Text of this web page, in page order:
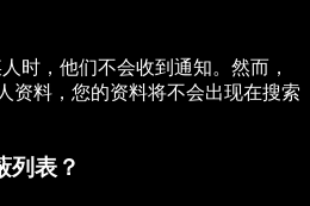
时，他们不会收到通知。然而，
资料，您的资料将不会出现在搜索
列表？